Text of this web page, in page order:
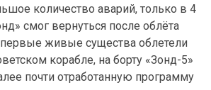
количество аварий, только в 4
смог вернуться после облёта
живые существа облетели
корабле, на борту «Зонд-5»
почти отработанную программу